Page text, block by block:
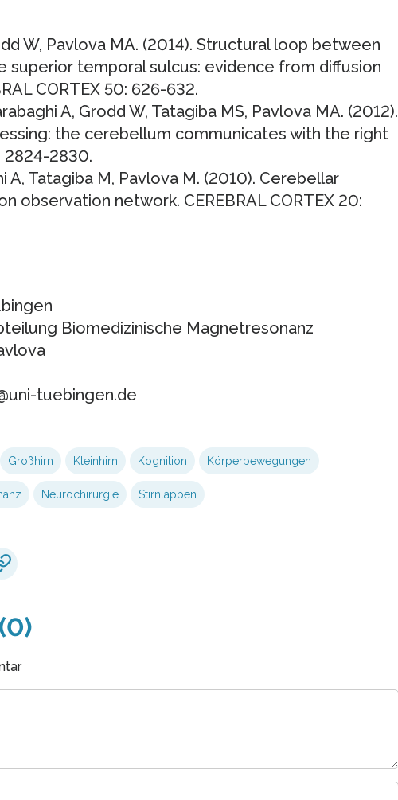
W, Pavlova MA. (2014). Structural loop between
superior temporal sulcus: evidence from diffusion
CORTEX 50: 626-632.
A, Grodd W, Tatagiba MS, Pavlova MA. (2012).
the cerebellum communicates with the right
2824-2830.
A, Tatagiba M, Pavlova M. (2010). Cerebellar
observation network. CEREBRAL CORTEX 20:
Biomedizinische Magnetresonanz
tuebingen.de
Großhirn Kleinhirn Kognition Körperbewegungen
Neurochirurgie Stirnlappen